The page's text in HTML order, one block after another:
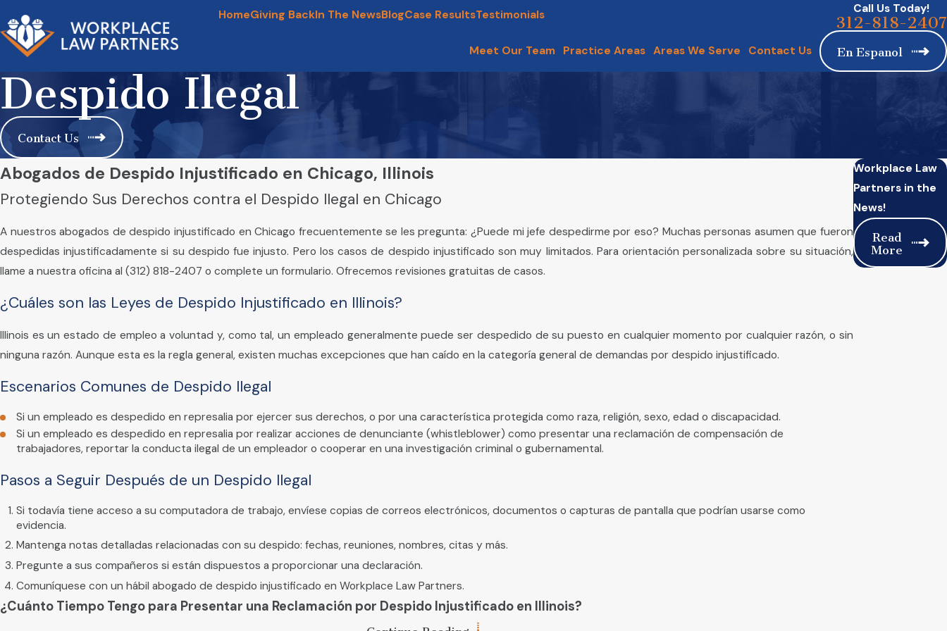
HomeGiving BackIn The NewsBlogCase ResultsTestimonials Call Us Today!
312-818-2407
Meet Our Team Practice Areas Areas We Serve Contact Us En Espanol
Despido Ilegal
Contact Us
Abogados de Despido Injustificado en Chicago, Illinois
Protegiendo Sus Derechos contra el Despido Ilegal en Chicago
A nuestros abogados de despido injustificado en Chicago frecuentemente se les pregunta: ¿Puede mi jefe despedirme por eso? Muchas personas asumen que fueron
despedidas injustificadamente si su despido fue injusto. Pero los casos de despido injustificado son muy limitados. Para orientación personalizada sobre su situación,
llame a nuestra oficina al (312) 818-2407 o complete un formulario. Ofrecemos revisiones gratuitas de casos.
¿Cuáles son las Leyes de Despido Injustificado en Illinois?
Illinois es un estado de empleo a voluntad y, como tal, un empleado generalmente puede ser despedido de su puesto en cualquier momento por cualquier razón, o sin
ninguna razón. Aunque esta es la regla general, existen muchas excepciones que han caído en la categoría general de demandas por despido injustificado.
Escenarios Comunes de Despido Ilegal
Si un empleado es despedido en represalia por ejercer sus derechos, o por una característica protegida como raza, religión, sexo, edad o discapacidad.
Si un empleado es despedido en represalia por realizar acciones de denunciante (whistleblower) como presentar una reclamación de compensación de
trabajadores, reportar la conducta ilegal de un empleador o cooperar en una investigación criminal o gubernamental.
Pasos a Seguir Después de un Despido Ilegal
Si todavía tiene acceso a su computadora de trabajo, envíese copias de correos electrónicos, documentos o capturas de pantalla que podrían usarse como
evidencia.
Mantenga notas detalladas relacionadas con su despido: fechas, reuniones, nombres, citas y más.
Pregunte a sus compañeros si están dispuestos a proporcionar una declaración.
Comuníquese con un hábil abogado de despido injustificado en Workplace Law Partners.
¿Cuánto Tiempo Tengo para Presentar una Reclamación por Despido Injustificado en Illinois?
Workplace Law
Partners in the
News!
Read
More